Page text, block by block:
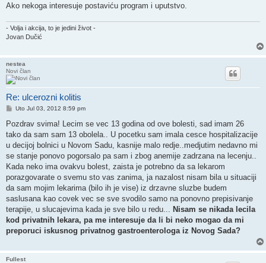
Ako nekoga interesuje postaviću program i uputstvo.
- Volja i akcija, to je jedini život -
Jovan Dučić
nestea
Novi član
Re: ulcerozni kolitis
Post
Uto Jul 03, 2012 8:59 pm
Pozdrav svima! Lecim se vec 13 godina od ove bolesti, sad imam 26
tako da sam sam 13 obolela.. U pocetku sam imala cesce hospitalizacije
u decijoj bolnici u Novom Sadu, kasnije malo redje..medjutim nedavno mi
se stanje ponovo pogorsalo pa sam i zbog anemije zadrzana na lecenju..
Kada neko ima ovakvu bolest, zaista je potrebno da sa lekarom
porazgovarate o svemu sto vas zanima, ja nazalost nisam bila u situaciji
da sam mojim lekarima (bilo ih je vise) iz drzavne sluzbe budem
saslusana kao covek vec se sve svodilo samo na ponovno prepisivanje
terapije, u slucajevima kada je sve bilo u redu... Nisam se nikada lecila
kod privatnih lekara, pa me interesuje da li bi neko mogao da mi
preporuci iskusnog privatnog gastroenterologa iz Novog Sada?
Fullest